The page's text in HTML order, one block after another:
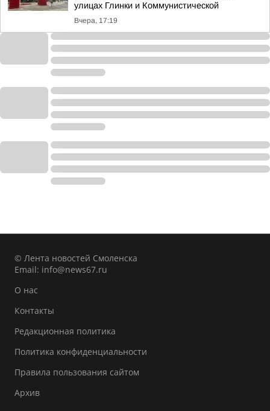
улицах Глинки и Коммунистической
Вчера, 17:19
© Лента новостей Смоленска
Email: info@news67.ru
О нас
Контакты
Редакционная политика
Политика конфиденциальности
Правила пользования сайтом
Архив